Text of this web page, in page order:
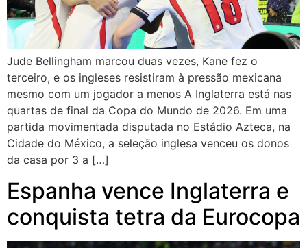
Jude Bellingham marcou duas vezes, Kane fez o
terceiro, e os ingleses resistiram à pressão mexicana
mesmo com um jogador a menos A Inglaterra está nas
quartas de final da Copa do Mundo de 2026. Em uma
partida movimentada disputada no Estádio Azteca, na
Cidade do México, a seleção inglesa venceu os donos
da casa por 3 a […]
Espanha vence Inglaterra e
conquista tetra da Eurocopa